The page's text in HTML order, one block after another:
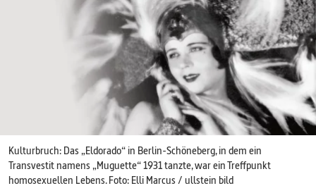
Kulturbruch: Das „Eldorado“ in Berlin-Schöneberg, in dem ein
Transvestit namens „Muguette“ 1931 tanzte, war ein Treff­punkt
homosexuellen Lebens. Foto: Elli Marcus / ullstein bild